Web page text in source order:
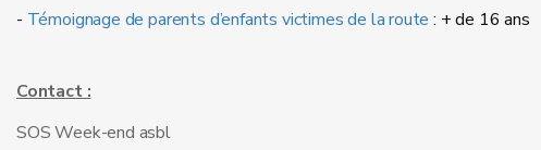
- Témoignage de parents d’enfants victimes de la route : + de 16 ans
Contact :
SOS Week-end asbl